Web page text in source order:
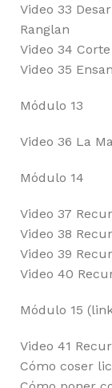
Video 33
Ranglan
Video 34
Video 35
Módulo 13
Video 36 La
Módulo 14
Video 37
Video 38
Video 39
Video 40
Módulo 15
Video 41
Cómo coser